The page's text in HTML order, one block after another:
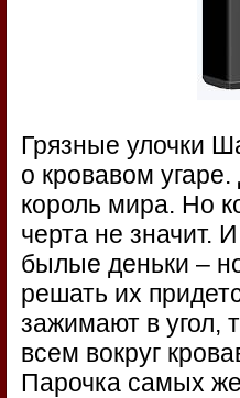
Грязные улочки
о кровавом
король мира. Но
черта не значит.
былые деньки –
решать их
зажимают в угол,
всем вокруг
Парочка самых